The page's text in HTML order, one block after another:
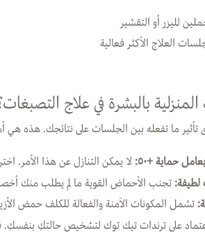
لليزر أو التقشير
العلاج الأكثر فعالية
بالبشرة في علاج
تأثير ما تفعله بين الجلسات على نتائجك. هذه
حماية +٥٠:
لا يمكن التنازل عن هذا الأمر.
تجنب الأحماض القوية ما لم يطلب منك
تشمل المكونات الآمنة والفعالة للكلف حمض
على ترندات تيك توك لتشخيص حالتكِ بنفسكِ.